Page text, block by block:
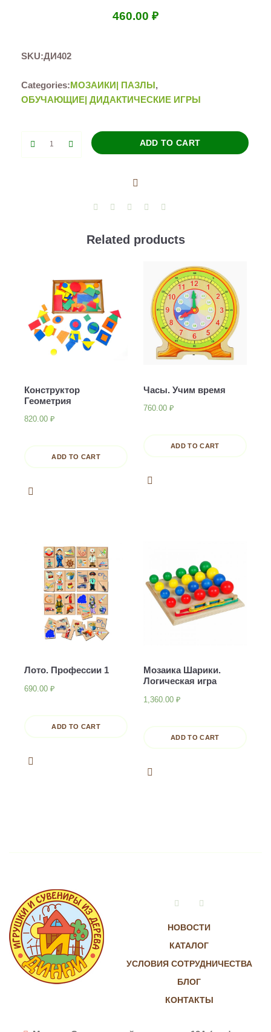
460.00 ₽
SKU:ДИ402
Categories:МОЗАИКИ| ПАЗЛЫ,
ОБУЧАЮЩИЕ| ДИДАКТИЧЕСКИЕ ИГРЫ
ADD TO CART
Related products
Конструктор
Геометрия
820.00 ₽
ADD TO CART
Часы. Учим время
760.00 ₽
ADD TO CART
Лото. Профессии 1
690.00 ₽
ADD TO CART
Мозаика Шарики.
Логическая игра
1,360.00 ₽
ADD TO CART
НОВОСТИ
КАТАЛОГ
УСЛОВИЯ СОТРУДНИЧЕСТВА
БЛОГ
КОНТАКТЫ
VkontakteInstagram